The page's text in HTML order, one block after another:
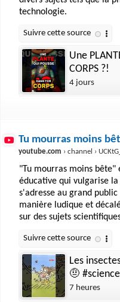
technologie.
Une
CORPS ?!
4 jours
Tu mourras moins
youtube.com › channel ›
"Tu mourras moins bête"
éducative qui vulgarise
s'adresse au grand
manière ludique et
sur des sujets
Les
🤨
7 heures